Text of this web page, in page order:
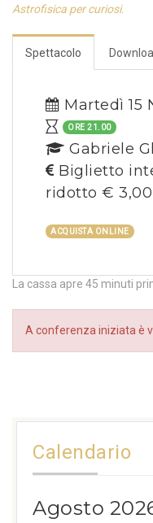
Astrofisica per curiosi.
Spettacolo
Martedì 15
ORE 21.00
Gabriele
Biglietto
ridotto € 3,00
ACQUISTA ONLINE
La cassa apre 45 minuti
A conferenza iniziata è
Calendario
Agosto